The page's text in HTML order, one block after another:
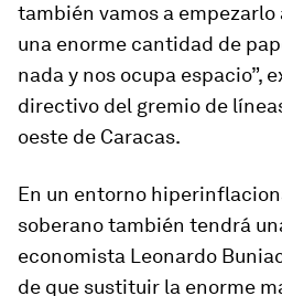
también vamos a empezarlo
una enorme cantidad de
nada y nos ocupa espacio”,
directivo del gremio de
oeste de Caracas.
En un entorno
soberano también tendrá
economista Leonardo
de que sustituir la enorme